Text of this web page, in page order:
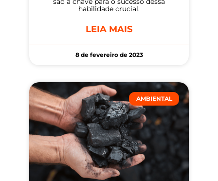
habilidade crucial.
LEIA MAIS
8 de fevereiro de 2023
AMBIENTAL